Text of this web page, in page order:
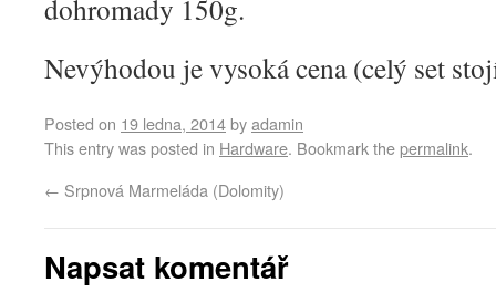
dohromady 150g.
Nevýhodou je vysoká cena (celý set
Posted on 19 ledna, 2014byadamin
This entry was posted in Hardware. Bookmark thepermalink.
← Srpnová Marmeláda (Dolomity)
Napsat komentář